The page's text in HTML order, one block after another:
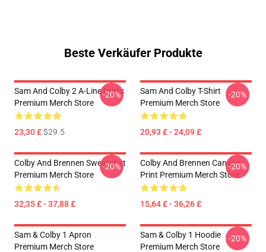
Beste Verkäufer Produkte
Sam And Colby 2 A-Line Dress
Premium Merch Store
23,30 £$29.5
-20%
Sam And Colby T-Shirt
Premium Merch Store
20,93 £ - 24,09 £
-20%
Colby And Brennen Sweatshirt
Premium Merch Store
32,35 £ - 37,88 £
-20%
Colby And Brennen Canvas
Print Premium Merch Store
15,64 £ - 36,26 £
-20%
Sam & Colby 1 Apron
Premium Merch Store
Sam & Colby 1 Hoodie
Premium Merch Store
-20%